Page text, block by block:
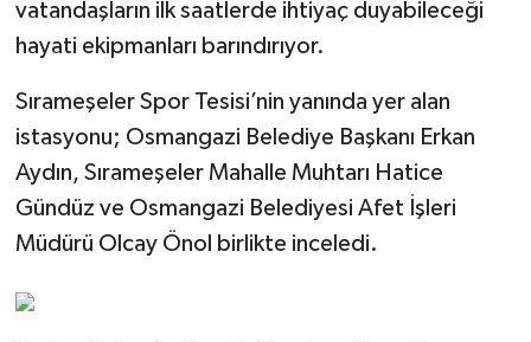
vatandaşların ilk saatlerde ihtiyaç duyabileceği
hayati ekipmanları barındırıyor.
Sırameşeler Spor Tesisi’nin yanında yer alan
istasyonu; Osmangazi Belediye Başkanı Erkan
Aydın, Sırameşeler Mahalle Muhtarı Hatice
Gündüz ve Osmangazi Belediyesi Afet İşleri
Müdürü Olcay Önol birlikte inceledi.